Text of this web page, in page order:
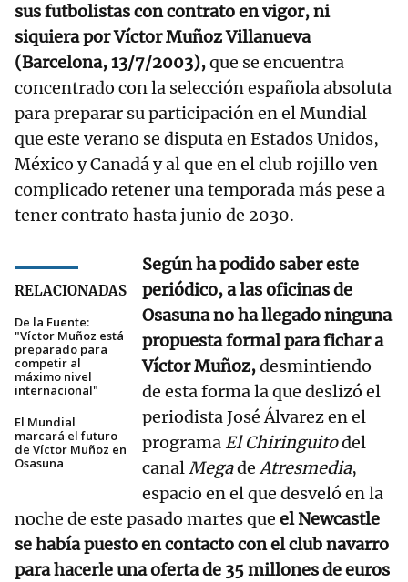
sus futbolistas con contrato en vigor, ni
siquiera por Víctor Muñoz Villanueva
(Barcelona, 13/7/2003),que se encuentra
concentrado con la selección española absoluta
para preparar su participación en el Mundial
que este verano se disputa en Estados Unidos,
México y Canadá y al que en el club rojillo ven
complicado retener una temporada más pese a
tener contrato hasta junio de 2030.
RELACIONADAS
De la Fuente:
"Víctor Muñoz está
preparado para
competir al
máximo nivel
internacional"
El Mundial
marcará el futuro
de Víctor Muñoz en
Osasuna
Según ha podido saber este
periódico, a las oficinas de
Osasuna no ha llegado ninguna
propuesta formal para fichar a
Víctor Muñoz,desmintiendo
de esta forma la que deslizó el
periodista José Álvarez en el
programa El Chiringuitodel
canalMegadeAtresmedia,
espacio en el que desveló en la
noche de este pasado martes que el Newcastle
se había puesto en contacto con el club navarro
para hacerle una oferta de 35 millones de euros